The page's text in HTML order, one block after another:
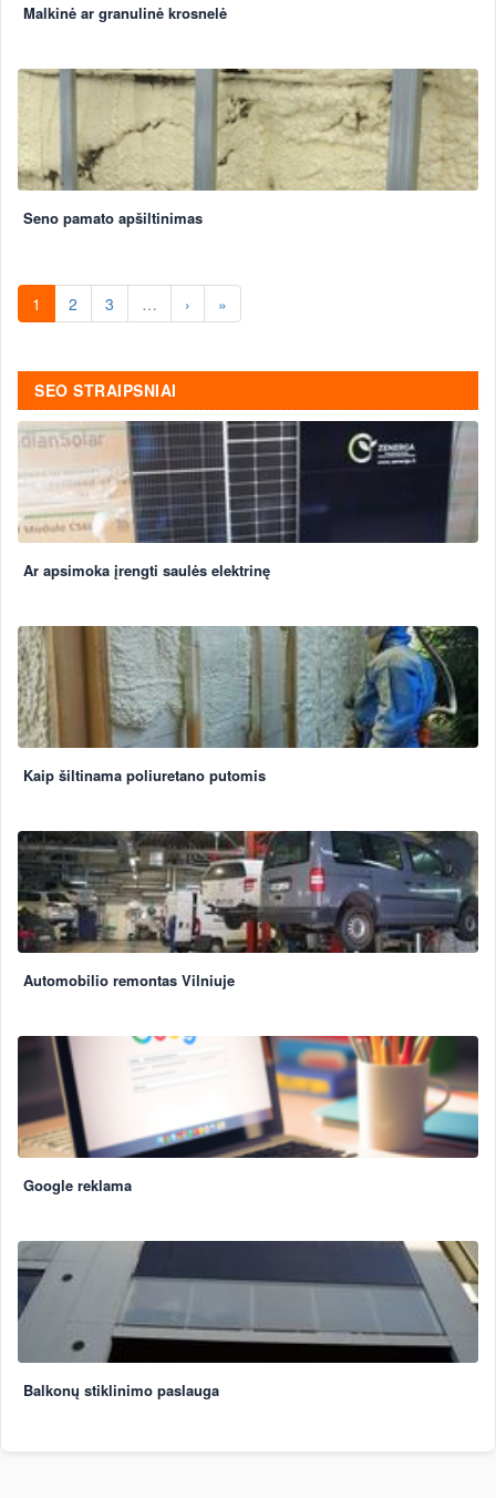
Malkinė ar granulinė krosnelė
Seno pamato apšiltinimas
1 2 3 … › »
SEO STRAIPSNIAI
Ar apsimoka įrengti saulės elektrinę
Kaip šiltinama poliuretano putomis
Automobilio remontas Vilniuje
Google reklama
Balkonų stiklinimo paslauga